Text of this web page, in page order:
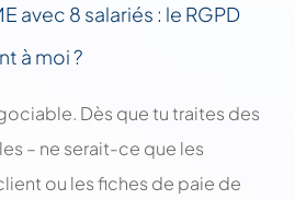
avec 8 salariés : le RGPD
à moi ?
Dès que tu traites des
– ne serait-ce que les
ou les fiches de paie de